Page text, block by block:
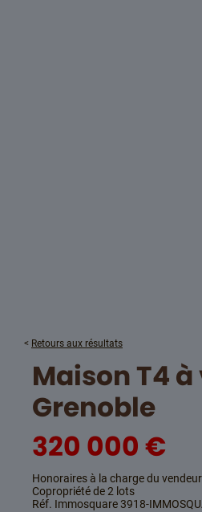
< Retours aux résultats
maison T4
Grenoble
320 000 €
Honoraires à la charge du vendeur.
Copropriété de 2 lots
Réf. Immosquare 3918-